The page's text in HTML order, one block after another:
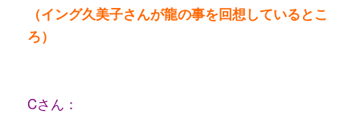
（イング久美子さんが龍の事を回想しているとこ
ろ）
Cさん：